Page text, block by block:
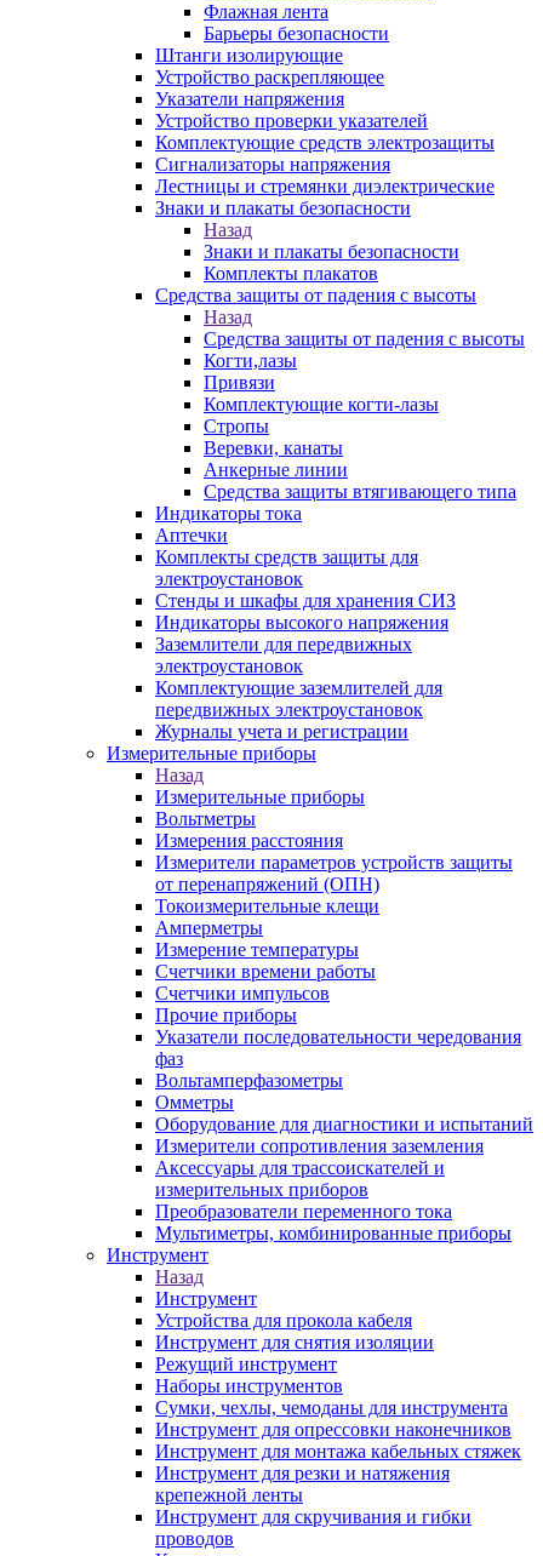
Флажная лента
Барьеры безопасности
Штанги изолирующие
Устройство раскрепляющее
Указатели напряжения
Устройство проверки указателей
Комплектующие средств электрозащиты
Сигнализаторы напряжения
Лестницы и стремянки диэлектрические
Знаки и плакаты безопасности
Назад
Знаки и плакаты безопасности
Комплекты плакатов
Средства защиты от падения с высоты
Назад
Средства защиты от падения с высоты
Когти,лазы
Привязи
Комплектующие когти-лазы
Стропы
Веревки, канаты
Анкерные линии
Средства защиты втягивающего типа
Индикаторы тока
Аптечки
Комплекты средств защиты для
электроустановок
Стенды и шкафы для хранения СИЗ
Индикаторы высокого напряжения
Заземлители для передвижных
электроустановок
Комплектующие заземлителей для
передвижных электроустановок
Журналы учета и регистрации
Измерительные приборы
Назад
Измерительные приборы
Вольтметры
Измерения расстояния
Измерители параметров устройств защиты
от перенапряжений (ОПН)
Токоизмерительные клещи
Амперметры
Измерение температуры
Счетчики времени работы
Счетчики импульсов
Прочие приборы
Указатели последовательности чередования
фаз
Вольтамперфазометры
Омметры
Оборудование для диагностики и испытаний
Измерители сопротивления заземления
Аксессуары для трассоискателей и
измерительных приборов
Преобразователи переменного тока
Мультиметры, комбинированные приборы
Инструмент
Назад
Инструмент
Устройства для прокола кабеля
Инструмент для снятия изоляции
Режущий инструмент
Наборы инструментов
Сумки, чехлы, чемоданы для инструмента
Инструмент для опрессовки наконечников
Инструмент для монтажа кабельных стяжек
Инструмент для резки и натяжения
крепежной ленты
Инструмент для скручивания и гибки
проводов